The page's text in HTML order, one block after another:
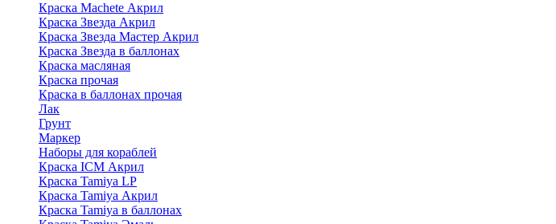
Краска Machete Акрил
Краска Звезда Акрил
Краска Звезда Мастер Акрил
Краска Звезда в баллонах
Краска масляная
Краска прочая
Краска в баллонах прочая
Лак
Грунт
Маркер
Наборы для кораблей
Краска ICM Акрил
Краска Tamiya LP
Краска Tamiya Акрил
Краска Tamiya в баллонах